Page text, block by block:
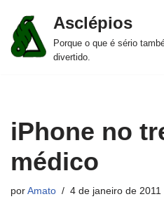
Pular
para
Asclépios
Porque o que é sério
divertido.
iPhone no
médico
por Amato 4 de janeiro de 2011